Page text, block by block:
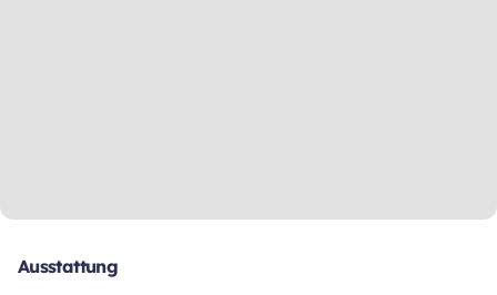
Ausstattung